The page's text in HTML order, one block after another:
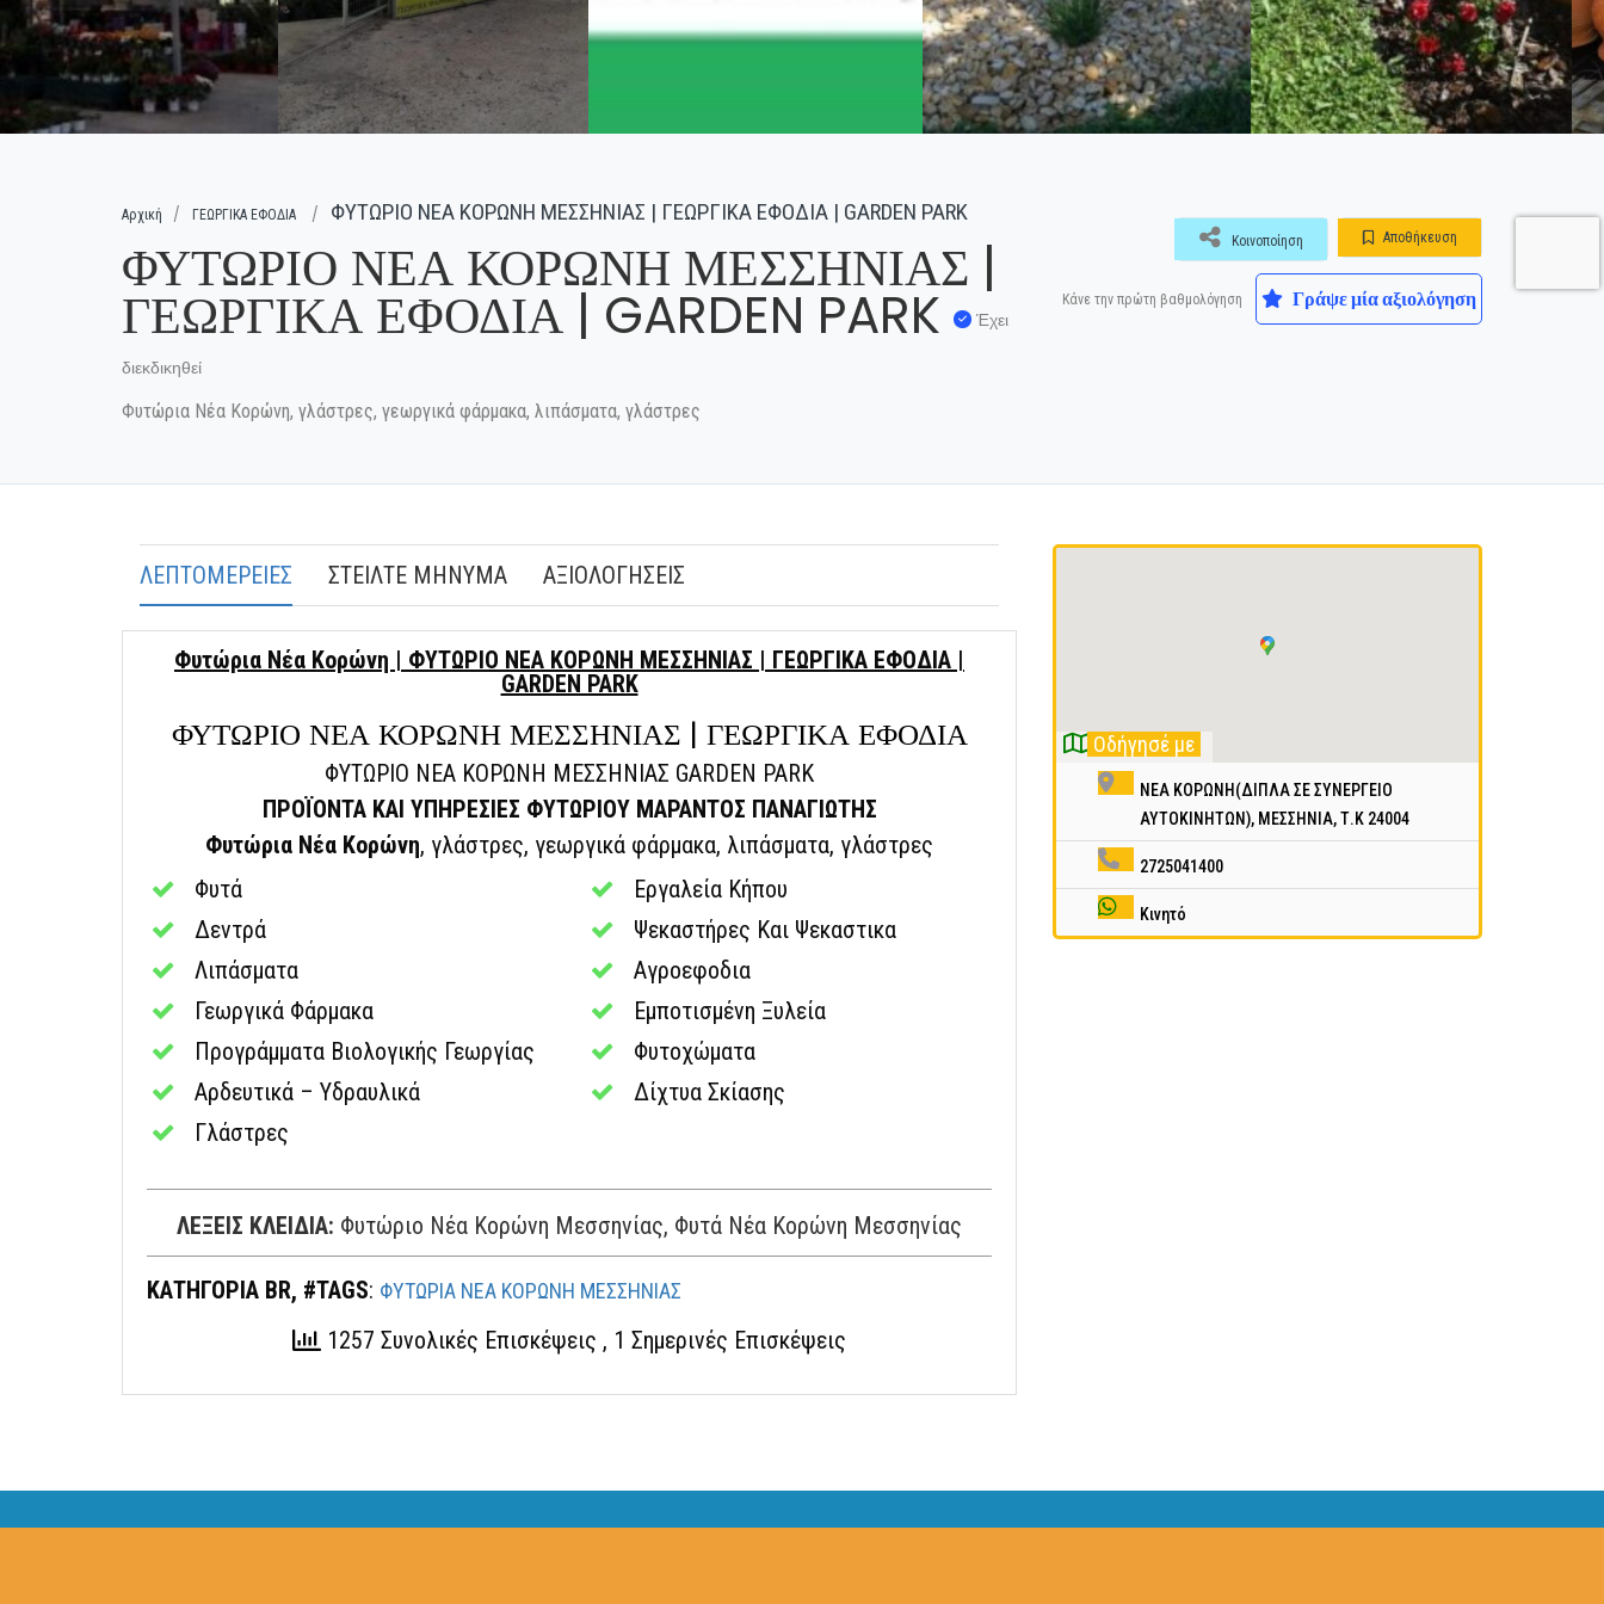
Αρχική ΓΕΩΡΓΙΚΑ ΕΦΟΔΙΑ ΦΥΤΩΡΙΟ ΝΕΑ ΚΟΡΩΝΗ ΜΕΣΣΗΝΙΑΣ | ΓΕΩΡΓΙΚΑ ΕΦΟΔΙΑ | GARDEN PARK
ΦΥΤΩΡΙΟ ΝΕΑ ΚΟΡΩΝΗ ΜΕΣΣΗΝΙΑΣ |
ΓΕΩΡΓΙΚΑ ΕΦΟΔΙΑ | GARDEN PARK Έχει
διεκδικηθεί
Φυτώρια Νέα Κορώνη, γλάστρες, γεωργικά φάρμακα, λιπάσματα, γλάστρες
Αποθήκευση
Κοινοποίηση
Κάνε την πρώτη βαθμολόγηση Γράψε μία αξιολόγηση
ΛΕΠΤΟΜΕΡΕΙΕΣ ΣΤΕΙΛΤΕ ΜΗΝΥΜΑ ΑΞΙΟΛΟΓΗΣΕΙΣ
Φυτώρια Νέα Κορώνη | ΦΥΤΩΡΙΟ ΝΕΑ ΚΟΡΩΝΗ ΜΕΣΣΗΝΙΑΣ | ΓΕΩΡΓΙΚΑ ΕΦΟΔΙΑ |
GARDEN PARK
ΦΥΤΩΡΙΟ ΝΕΑ ΚΟΡΩΝΗ ΜΕΣΣΗΝΙΑΣ | ΓΕΩΡΓΙΚΑ ΕΦΟΔΙΑ
ΦΥΤΩΡΙΟ ΝΕΑ ΚΟΡΩΝΗ ΜΕΣΣΗΝΙΑΣ GARDEN PARK
ΠΡΟΪΟΝΤΑ ΚΑΙ ΥΠΗΡΕΣΙΕΣ ΦΥΤΩΡΙΟΥ ΜΑΡΑΝΤΟΣ ΠΑΝΑΓΙΩΤΗΣ
Φυτώρια Νέα Κορώνη, γλάστρες, γεωργικά φάρμακα, λιπάσματα, γλάστρες
Φυτά
Δεντρά
Λιπάσματα
Γεωργικά Φάρμακα
Προγράμματα Βιολογικής Γεωργίας
Αρδευτικά – Υδραυλικά
Γλάστρες
Εργαλεία Κήπου
Ψεκαστήρες Και Ψεκαστικα
Αγροεφοδια
Εμποτισμένη Ξυλεία
Φυτοχώματα
Δίχτυα Σκίασης
ΛΕΞΕΙΣ ΚΛΕΙΔΙΑ: Φυτώριο Νέα Κορώνη Μεσσηνίας, Φυτά Νέα Κορώνη Μεσσηνίας
ΚΑΤΗΓΟΡΙΑ BR, #TAGS: ΦΥΤΩΡΙΑ ΝΕΑ ΚΟΡΩΝΗ ΜΕΣΣΗΝΙΑΣ
1257 Συνολικές Επισκέψεις , 1 Σημερινές Επισκέψεις
Οδήγησέ με
ΝΕΑ ΚΟΡΩΝΗ(ΔΙΠΛΑ ΣΕ ΣΥΝΕΡΓΕΙΟ
ΑΥΤΟΚΙΝΗΤΩΝ), ΜΕΣΣΗΝΙΑ, Τ.Κ 24004
2725041400
Κινητό